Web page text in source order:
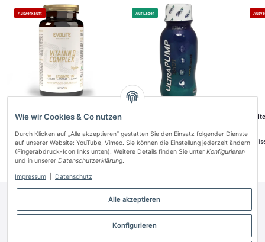
Ausverkauft
Evolite Nutrition Vitamin B Complex
Preise nach Anmeldung sichtbar
Auf Lager
Preise nach Anmeldung sichtbar
Wie wir Cookies & Co nutzen
Durch Klicken auf „Alle akzeptieren“ gestatten Sie den Einsatz folgender Dienste
auf unserer Website: YouTube, Vimeo. Sie können die Einstellung jederzeit ändern
(Fingerabdruck-Icon links unten). Weitere Details finden Sie unter Konfigurieren
und in unserer Datenschutzerklärung.
Impressum Datenschutz
Alle akzeptieren
Konfigurieren